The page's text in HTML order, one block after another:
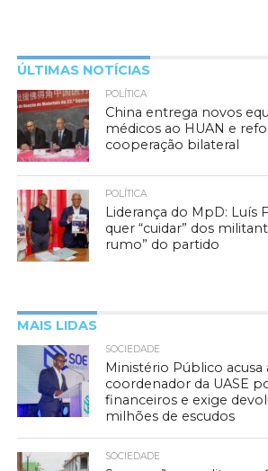
ÚLTIMAS NOTÍCIAS
POLÍTICA
China entrega novos
médicos ao HUAN e
cooperação bilateral
POLÍTICA
Liderança do MpD: Luís
quer “cuidar” dos
rumo” do partido
MAIS LIDAS
SOCIEDADE
Ministério Público acusa
coordenador da UASE
financeiros e exige
milhões de escudos
SOCIEDADE